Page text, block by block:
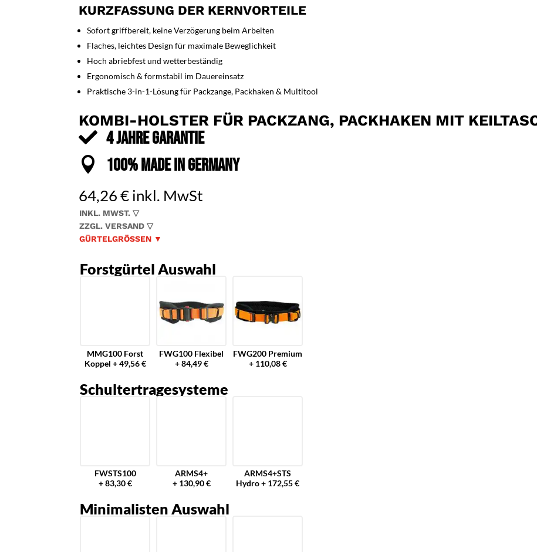
KURZFASSUNG DER KERNVORTEILE
Sofort griffbereit, keine Verzögerung beim Arbeiten
Flaches, leichtes Design für maximale Beweglichkeit
Hoch abriebfest und wetterbeständig
Ergonomisch & formstabil im Dauereinsatz
Praktische 3-in-1-Lösung für Packzange, Packhaken & Multitool
KOMBI-HOLSTER FÜR PACKZANG, PACKHAKEN MIT
 4 JAHRE GARANTIE
 100% MADE IN GERMANY
64,26€inkl. MwSt
INKL. MWST. ▽
ZZGL. VERSAND ▽
GÜRTELGRÖSSEN ▼
Forstgürtel Auswahl
MMG100 Forst
Koppel + 49,56 €
FWG100 Flexibel
+ 84,49 €
FWG200 Premium
+ 110,08 €
Schultertragesysteme
FWSTS100
+ 83,30 €
ARMS4+
+ 130,90 €
ARMS4+STS
Hydro + 172,55 €
Minimalisten Auswahl